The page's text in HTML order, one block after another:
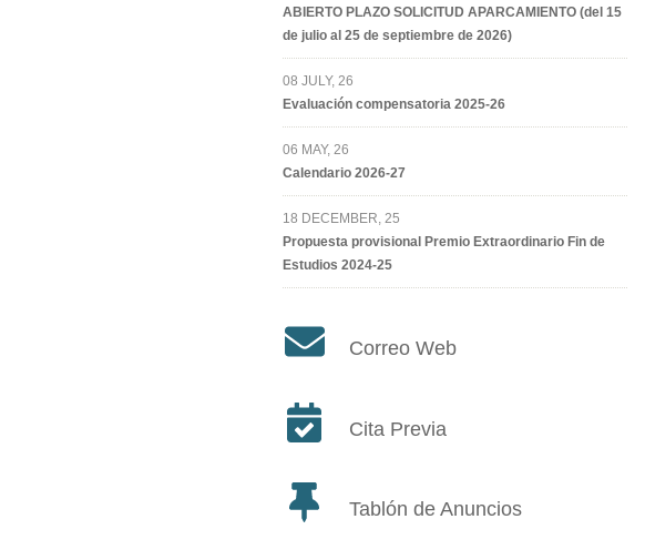
ABIERTO PLAZO SOLICITUD APARCAMIENTO (del 15
de julio al 25 de septiembre de 2026)
08 JULY, 26
Evaluación compensatoria 2025-26
06 MAY, 26
Calendario 2026-27
18 DECEMBER, 25
Propuesta provisional Premio Extraordinario Fin de
Estudios 2024-25
Correo Web
Cita Previa
Tablón de Anuncios